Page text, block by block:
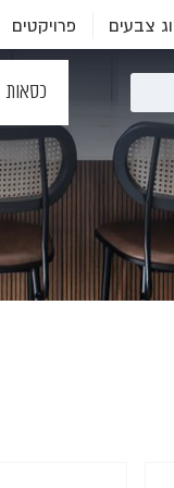
צבעים פרויקטים
כסאות